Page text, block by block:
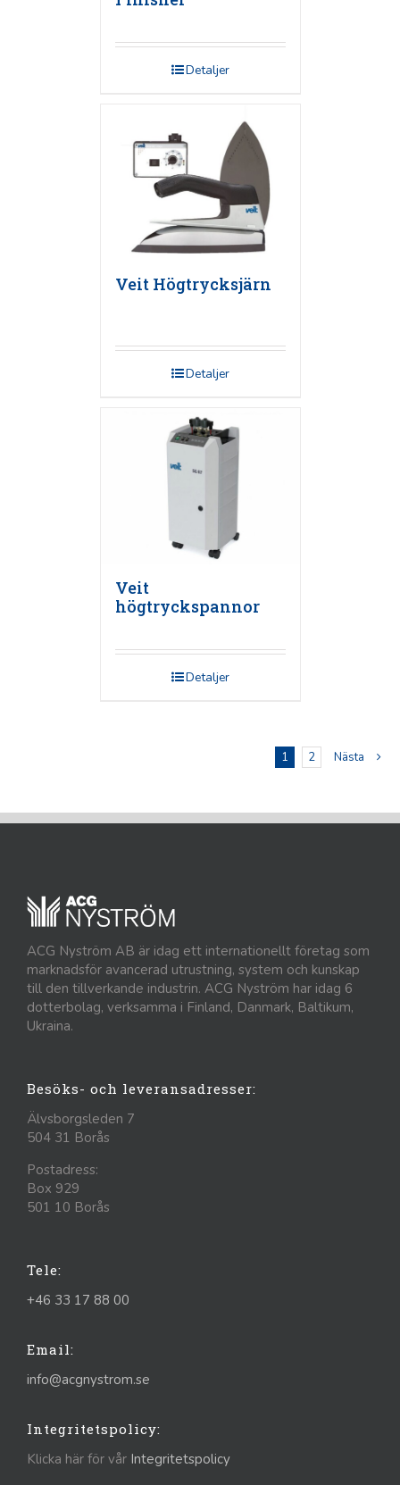
Detaljer
Veit Högtrycksjärn
Detaljer
Veit
högtryckspannor
Detaljer
1 2 Nästa
ACG Nyström AB är idag ett internationellt företag som
marknadsför avancerad utrustning, system och kunskap
till den tillverkande industrin. ACG Nyström har idag 6
dotterbolag, verksamma i Finland, Danmark, Baltikum,
Ukraina.
Besöks- och leveransadresser:
Älvsborgsleden 7
504 31 Borås
Postadress:
Box 929
501 10 Borås
Tele:
+46 33 17 88 00
Email:
info@acgnystrom.se
Integritetspolicy:
Klicka här för vår Integritetspolicy